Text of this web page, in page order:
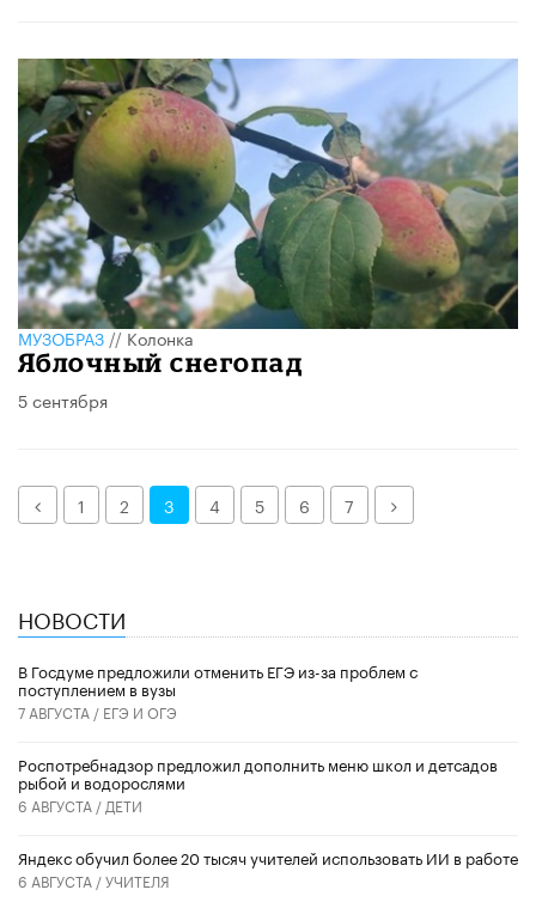
МУЗОБРАЗ//Колонка
Яблочный снегопад
5 сентября
Назад1 2 3 4 5 6 7 Далее
НОВОСТИ
В Госдуме предложили отменить ЕГЭ из-за проблем с
поступлением в вузы
7 АВГУСТА / ЕГЭ И ОГЭ
Роспотребнадзор предложил дополнить меню школ и детсадов
рыбой и водорослями
6 АВГУСТА / ДЕТИ
​Яндекс обучил более 20 тысяч учителей использовать ИИ в работе
6 АВГУСТА /УЧИТЕЛЯ